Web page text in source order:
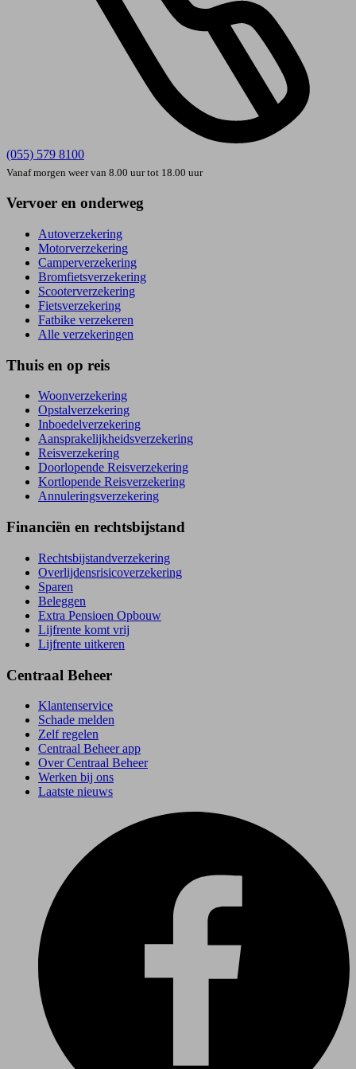
(055) 579 8100
Vanaf morgen weer van 8.00 uur tot 18.00 uur
Vervoer en onderweg
Autoverzekering
Motorverzekering
Camperverzekering
Bromfietsverzekering
Scooterverzekering
Fietsverzekering
Fatbike verzekeren
Alle verzekeringen
Thuis en op reis
Woonverzekering
Opstal­verzekering
Inboedel­verzekering
Aansprakelijkheids­verzekering
Reisverzekering
Doorlopende Reisverzekering
Kortlopende Reisverzekering
Annuleringsverzekering
Financiën en rechtsbijstand
Rechtsbijstand­verzekering
Overlijdensrisico­verzekering
Sparen
Beleggen
Extra Pensioen Opbouw
Lijfrente komt vrij
Lijfrente uitkeren
Centraal Beheer
Klantenservice
Schade melden
Zelf regelen
Centraal Beheer app
Over Centraal Beheer
Werken bij ons
Laatste nieuws